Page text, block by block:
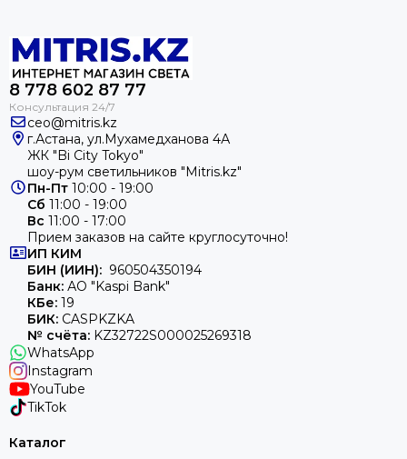
8 ‪778 602 87 77
ceo@mitris.kz
г.Астана, ул.Мухамедханова 4А
ЖК "Bi City Tokyo"
шоу-рум светильников "Mitris.kz"
Пн-Пт 10:00 - 19:00
Сб 11:00 - 19:00
Вс 11:00 - 17:00
Прием заказов на сайте круглосуточно!
ИП КИМ
БИН (ИИН): 960504350194
Банк: АО "Kaspi Bank"
КБе: 19
БИК: CASPKZKA
№ счёта: KZ32722S000025269318
WhatsApp
Instagram
YouTube
TikTok
Каталог